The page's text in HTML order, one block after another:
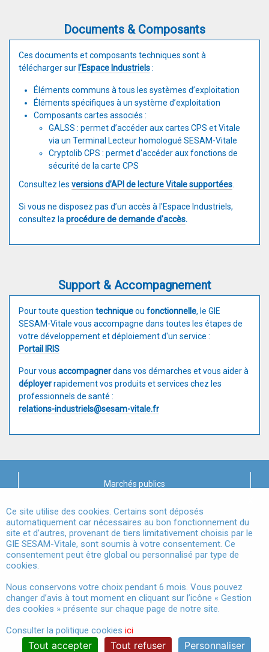
Documents & Composants
Ces documents et composants techniques sont à
télécharger sur l’Espace Industriels:
Éléments communs à tous les systèmes d’exploitation
Éléments spécifiques à un système d’exploitation
Composants cartes associés :
GALSS : permet d’accéder aux cartes CPS et Vitale
via un Terminal Lecteur homologué SESAM-Vitale
Cryptolib CPS : permet d'accéder aux fonctions de
sécurité de la carte CPS
Consultez les versions d’API de lecture Vitale supportées
Si vous ne disposez pas d’un accès à l'Espace Industriels,
consultez la procédure de demande d'accès.
Support & Accompagnement
Pour toute question techniqueou fonctionnelle, le GIE
SESAM-Vitale vous accompagne dans toutes les étapes de
votre développement et déploiement d'un service :
Portail IRIS
Pour vous accompagnerdans vos démarches et vous aider à
déployerrapidement vos produits et services chez les
professionnels de santé :
relations-industriels@sesam-vitale.fr
Marchés publics
Mentions légales
Conditions Générales d'Utilisation
Données à Caractère Personnel
Accessibilité
Gestion des cookies
Ce site utilise des cookies. Certains sont déposés
automatiquement car nécessaires au bon fonctionnement du
site et d’autres, provenant de tiers limitativement choisis par le
GIE SESAM-Vitale, sont soumis à votre consentement. Ce
consentement peut être global ou personnalisé par type de
cookies.
Nous conservons votre choix pendant 6 mois. Vous pouvez
changer d’avis à tout moment en cliquant sur l’icône « Gestion
des cookies » présente sur chaque page de notre site.
Consulter la politique cookies ici
Tout accepter Tout refuser Personnaliser